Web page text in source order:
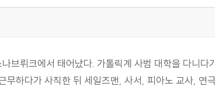
브뤼크에서 태어났다. 가톨릭계 사범 대학을 다니다
하다가 사직한 뒤 세일즈맨, 사서, 피아노 교사, 연